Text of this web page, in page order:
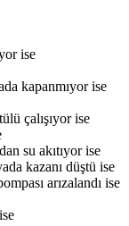
ise
kapanmıyor ise
çalışıyor ise
su akıtıyor ise
kazanı düştü ise
arızalandı ise